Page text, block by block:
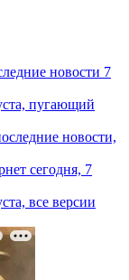
новости 7
пугающий
новости,
сегодня, 7
все версии